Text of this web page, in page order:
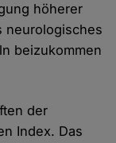
höherer
neurologisches
beizukommen
der
Index. Das